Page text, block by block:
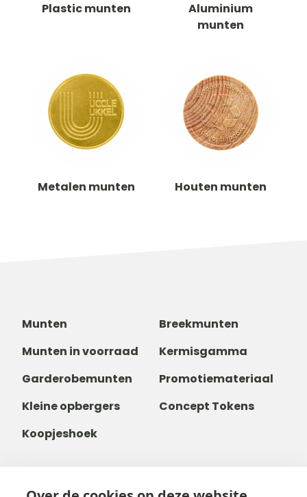
Plastic munten
Aluminium
munten
Metalen munten Houten munten
Munten
Breekmunten
Munten in voorraad
Kermisgamma
Garderobemunten
Promotiemateriaal
Kleine opbergers
Concept Tokens
Koopjeshoek